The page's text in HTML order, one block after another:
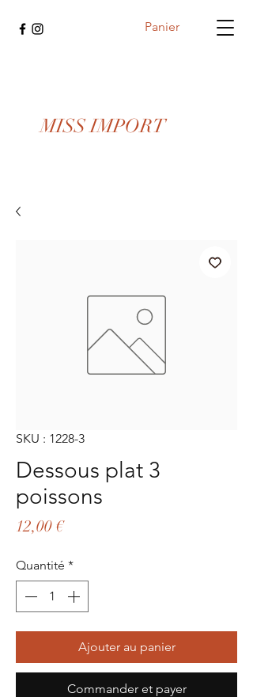
Panier
MISS IMPORT
SKU : 1228-3
Dessous plat 3
poissons
12,00 €Prix
Quantité *
Ajouter au panier
Commander et payer